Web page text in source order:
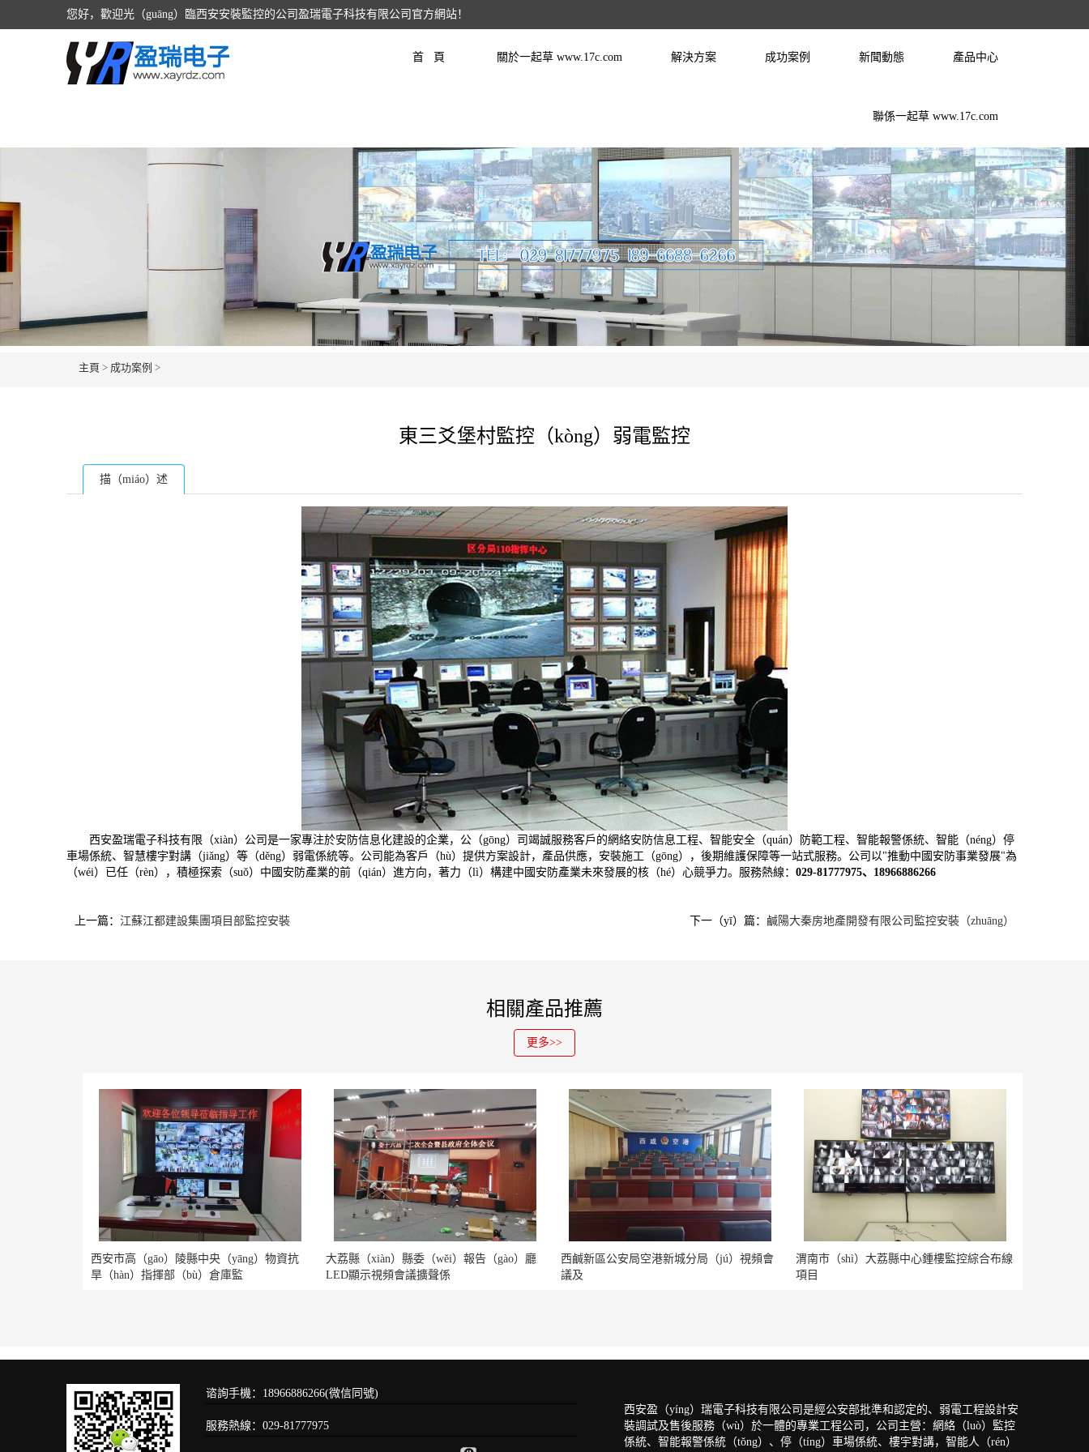
您好，歡迎光（guāng）臨西安安裝監控的公司盈瑞電子科技有限公司官方網站！
首 頁 關於一起草 www.17c.com 解決方案 成功案例 新聞動態 產品中心
聯係一起草 www.17c.com
主頁 > 成功案例 >
東三爻堡村監控（kòng）弱電監控
描（miáo）述
西安盈瑞電子科技有限（xiàn）公司是一家專注於安防信息化建設的企業，公（gōng）司竭誠服務客戶的網絡安防信息工程、智能安全（quán）防範工程、智能報警係統、智能（néng）停
車場係統、智慧樓宇對講（jiǎng）等（děng）弱電係統等。公司能為客戶（hù）提供方案設計，產品供應，安裝施工（gōng），後期維護保障等一站式服務。公司以"推動中國安防事業發展"為
（wéi）已任（rèn），積極探索（suǒ）中國安防產業的前（qián）進方向，著力（lì）構建中國安防產業未來發展的核（hé）心競爭力。服務熱線： 029-81777975、18966886266
上一篇： 江蘇江都建設集團項目部監控安裝 下一（yī）篇： 鹹陽大秦房地產開發有限公司監控安裝（zhuāng）
相關產品推薦
更多>>
西安市高（gāo）陵縣中央（yāng）物資抗
旱（hàn）指揮部（bù）倉庫監
大荔縣（xiàn）縣委（wěi）報告（gào）廳
LED顯示視頻會議擴聲係
西鹹新區公安局空港新城分局（jú）視頻會
議及
渭南市（shì）大荔縣中心鍾樓監控綜合布線
項目
谘詢手機：18966886266(微信同號)
服務熱線：029-81777975
西安盈（yíng）瑞電子科技有限公司是經公安部批準和認定的、弱電工程設計安
裝調試及售後服務（wù）於一體的專業工程公司，公司主營：網絡（luò）監控
係統、智能報警係統（tǒng）、停（tíng）車場係統、樓宇對講，智能人（rén）